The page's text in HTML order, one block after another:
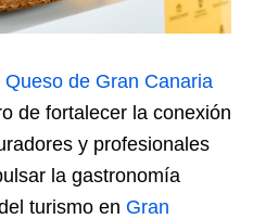
de Gran Canaria
de fortalecer la conexión
y profesionales
la gastronomía
turismo en Gran